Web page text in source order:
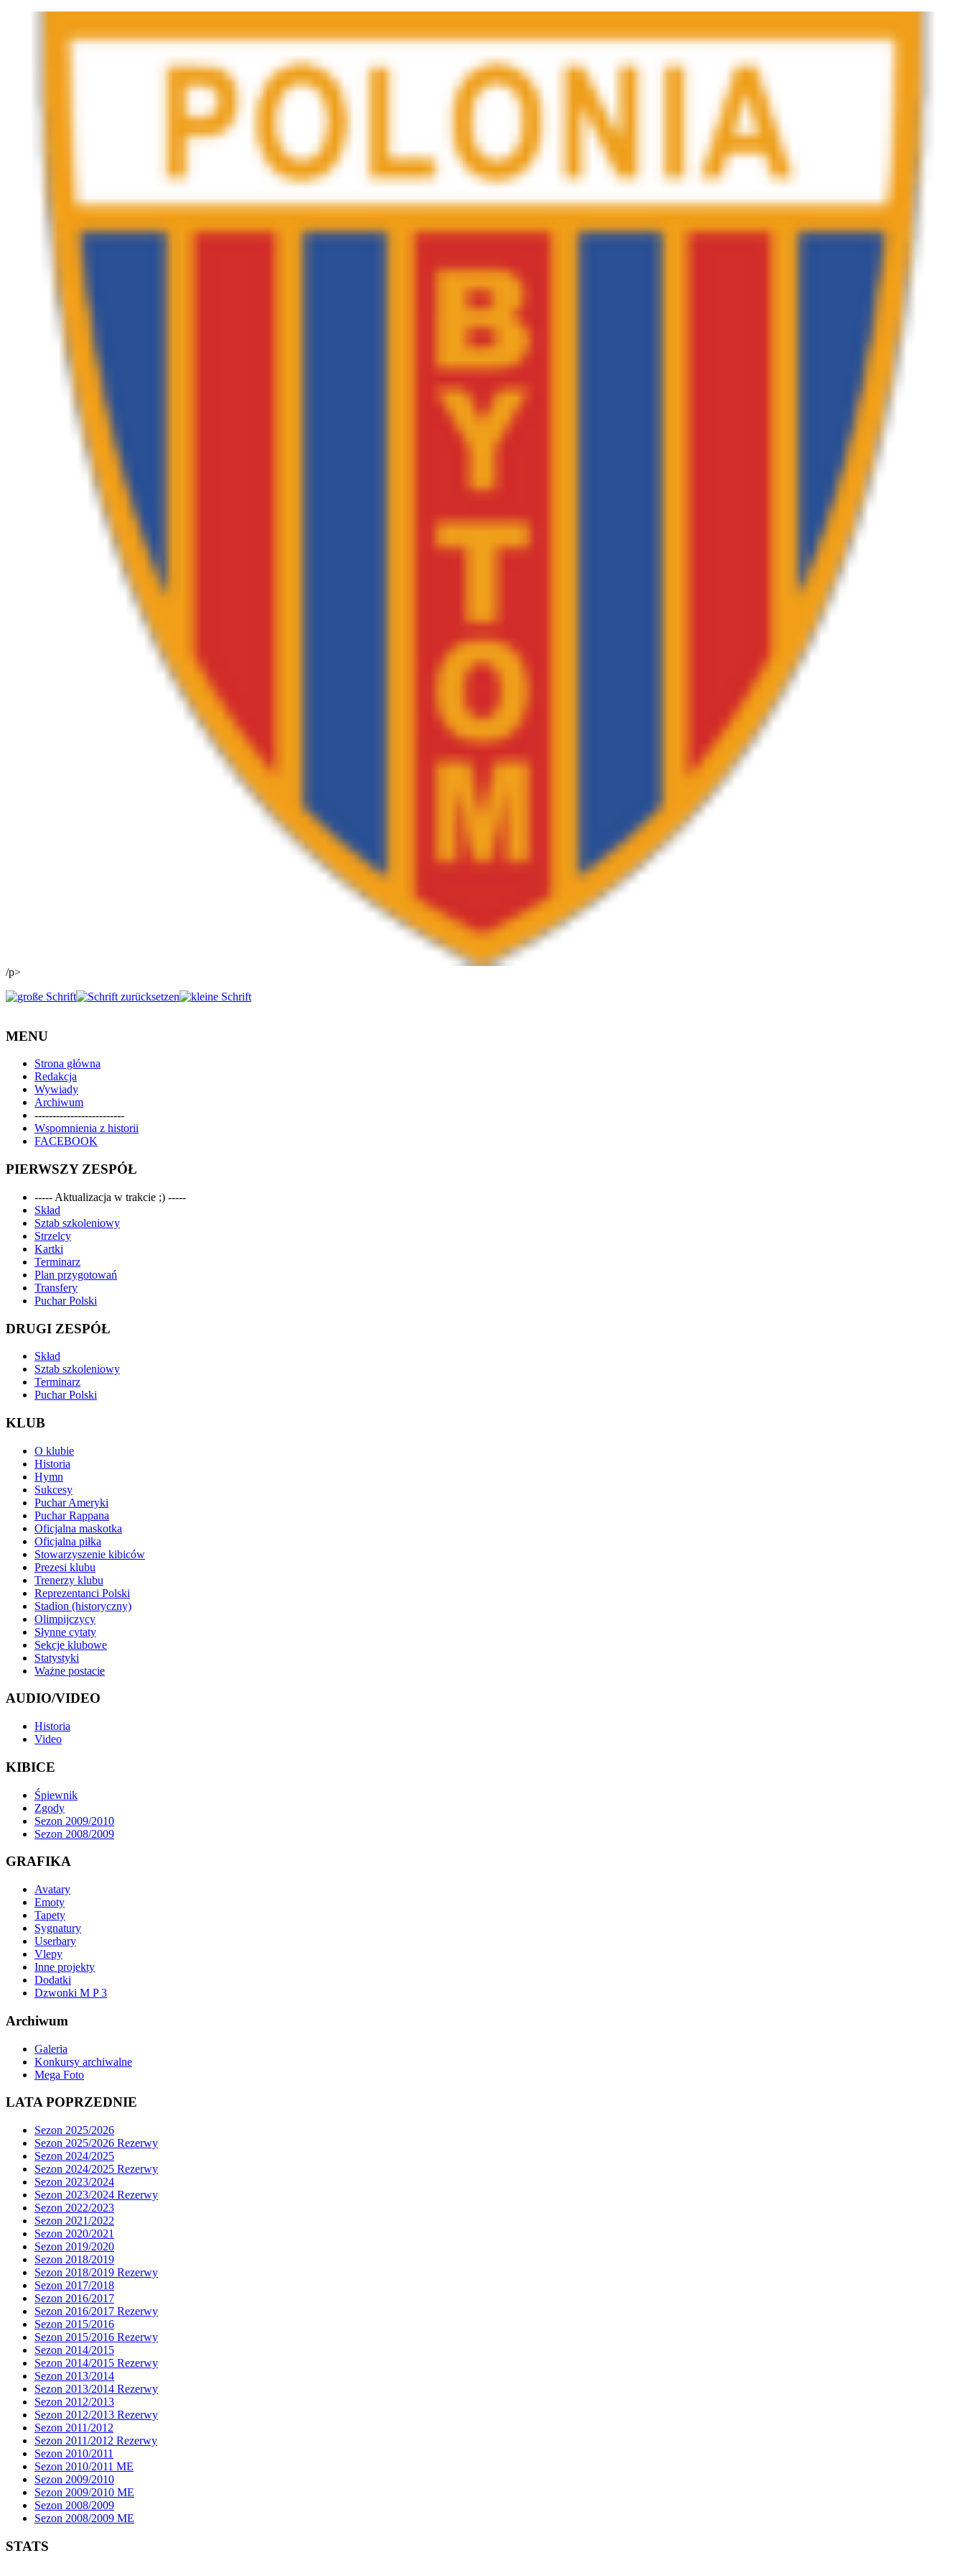
/p>
MENU
Strona główna
Redakcja
Wywiady
Archiwum
-------------------------
Wspomnienia z historii
FACEBOOK
PIERWSZY ZESPÓŁ
----- Aktualizacja w trakcie ;) -----
Skład
Sztab szkoleniowy
Strzelcy
Kartki
Terminarz
Plan przygotowań
Transfery
Puchar Polski
DRUGI ZESPÓŁ
Skład
Sztab szkoleniowy
Terminarz
Puchar Polski
KLUB
O klubie
Historia
Hymn
Sukcesy
Puchar Ameryki
Puchar Rappana
Oficjalna maskotka
Oficjalna piłka
Stowarzyszenie kibiców
Prezesi klubu
Trenerzy klubu
Reprezentanci Polski
Stadion (historyczny)
Olimpijczycy
Słynne cytaty
Sekcje klubowe
Statystyki
Ważne postacie
AUDIO/VIDEO
Historia
Video
KIBICE
Śpiewnik
Zgody
Sezon 2009/2010
Sezon 2008/2009
GRAFIKA
Avatary
Emoty
Tapety
Sygnatury
Userbary
Vlepy
Inne projekty
Dodatki
Dzwonki M P 3
Archiwum
Galeria
Konkursy archiwalne
Mega Foto
LATA POPRZEDNIE
Sezon 2025/2026
Sezon 2025/2026 Rezerwy
Sezon 2024/2025
Sezon 2024/2025 Rezerwy
Sezon 2023/2024
Sezon 2023/2024 Rezerwy
Sezon 2022/2023
Sezon 2021/2022
Sezon 2020/2021
Sezon 2019/2020
Sezon 2018/2019
Sezon 2018/2019 Rezerwy
Sezon 2017/2018
Sezon 2016/2017
Sezon 2016/2017 Rezerwy
Sezon 2015/2016
Sezon 2015/2016 Rezerwy
Sezon 2014/2015
Sezon 2014/2015 Rezerwy
Sezon 2013/2014
Sezon 2013/2014 Rezerwy
Sezon 2012/2013
Sezon 2012/2013 Rezerwy
Sezon 2011/2012
Sezon 2011/2012 Rezerwy
Sezon 2010/2011
Sezon 2010/2011 ME
Sezon 2009/2010
Sezon 2009/2010 ME
Sezon 2008/2009
Sezon 2008/2009 ME
STATS